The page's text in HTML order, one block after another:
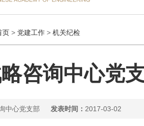
页> 党建工作> 机关纪检
咨询中心党
中心党支部 发表时间： 2017-03-02